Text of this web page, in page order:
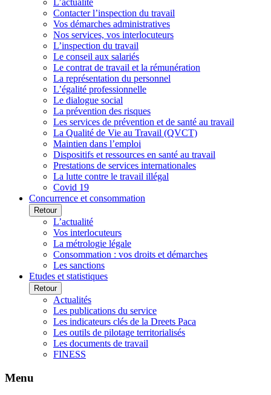
L’actualité
Contacter l’inspection du travail
Vos démarches administratives
Nos services, vos interlocuteurs
L’inspection du travail
Le conseil aux salariés
Le contrat de travail et la rémunération
La représentation du personnel
L’égalité professionnelle
Le dialogue social
La prévention des risques
Les services de prévention et de santé au travail
La Qualité de Vie au Travail (QVCT)
Maintien dans l’emploi
Dispositifs et ressources en santé au travail
Prestations de services internationales
La lutte contre le travail illégal
Covid 19
Concurrence et consommation
Retour
L’actualité
Vos interlocuteurs
La métrologie légale
Consommation : vos droits et démarches
Les sanctions
Etudes et statistiques
Retour
Actualités
Les publications du service
Les indicateurs clés de la Dreets Paca
Les outils de pilotage territorialisés
Les documents de travail
FINESS
Menu